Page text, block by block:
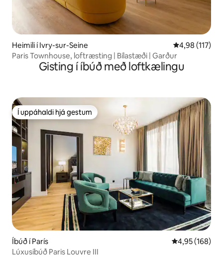
Heimili í Ivry-sur-Seine 4,98 af 5 í
4,98 (117)
Paris Townhouse, loftræsting | Bílastæði | Garður
Gisting í íbúð með loftkælingu
Í uppáhaldi hjá gestum
Í uppáhaldi hjá gestum
Íbúð í París 4,95 af 5 í
4,95 (168)
Lúxusíbúð Paris Louvre III